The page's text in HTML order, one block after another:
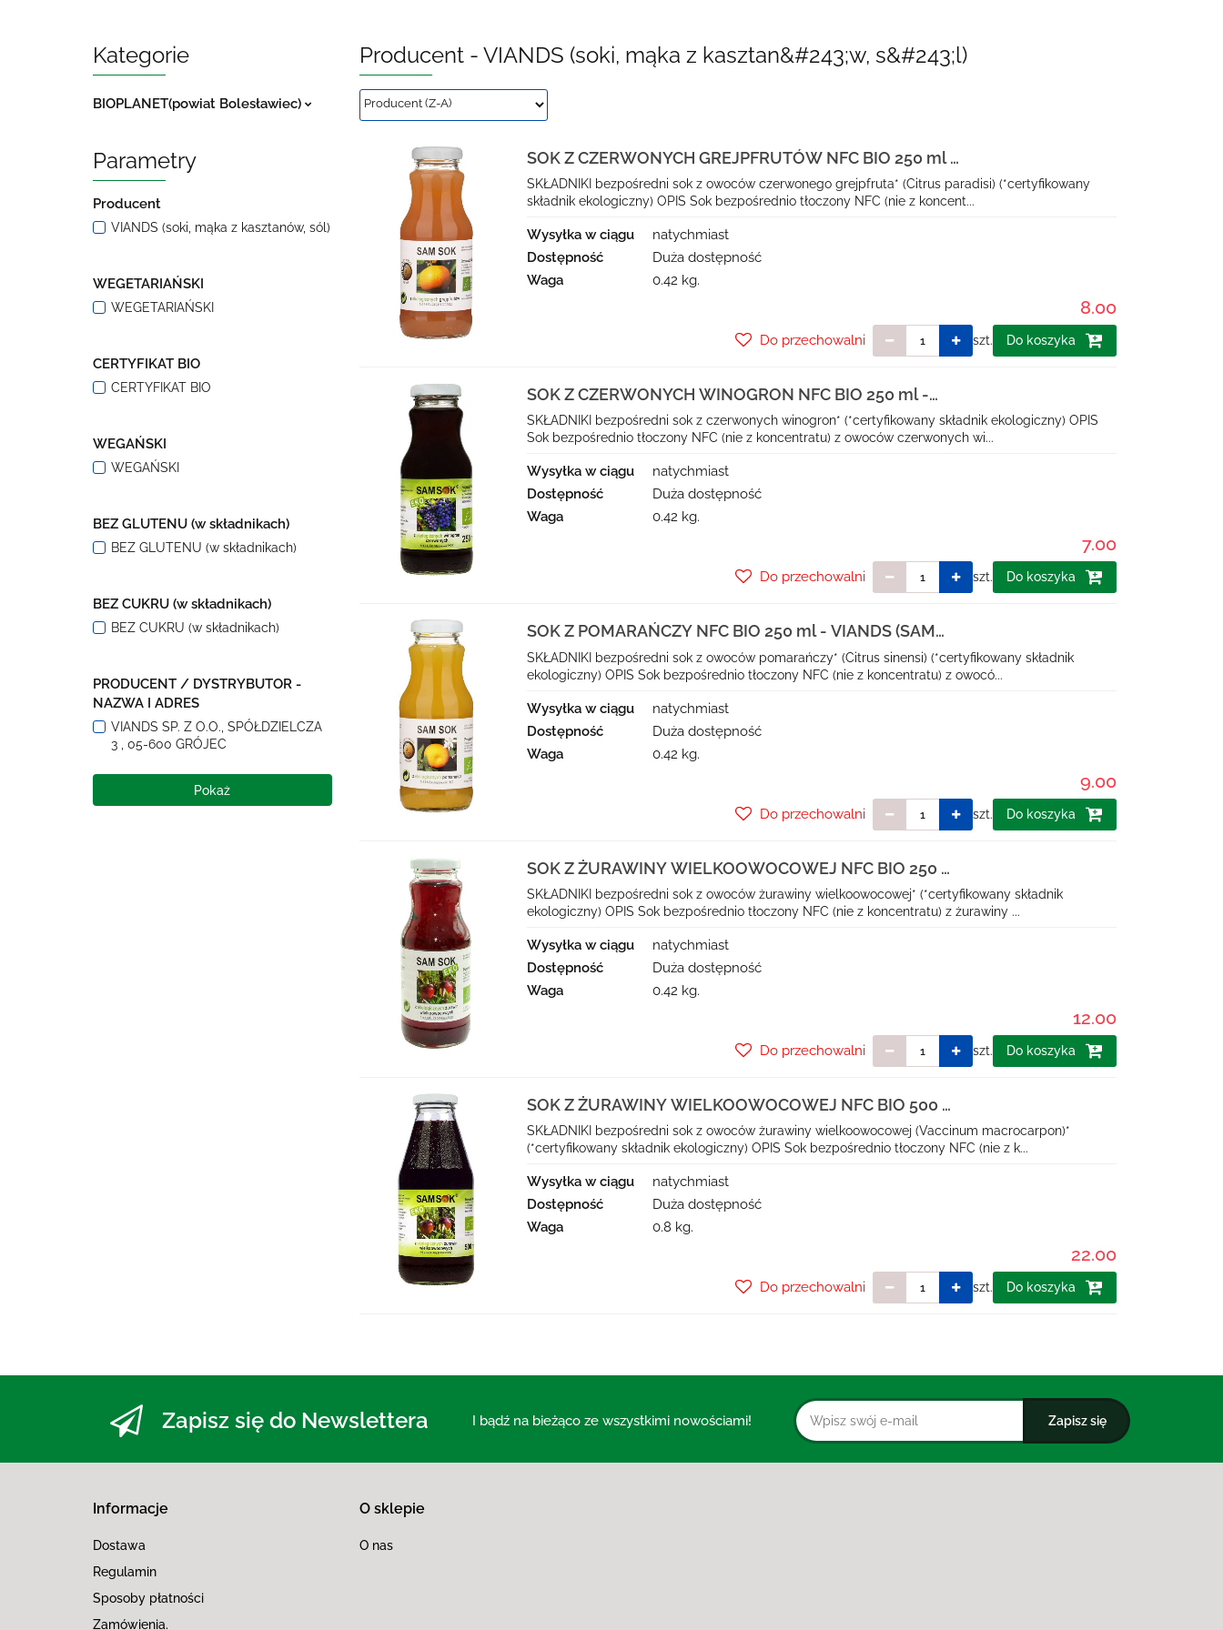
Kategorie
BIOPLANET(powiat Bolesławiec)
Parametry
Producent
VIANDS (soki, mąka z kasztanów, sól)
WEGETARIAŃSKI
WEGETARIAŃSKI
CERTYFIKAT BIO
CERTYFIKAT BIO
WEGAŃSKI
WEGAŃSKI
BEZ GLUTENU (w składnikach)
BEZ GLUTENU (w składnikach)
BEZ CUKRU (w składnikach)
BEZ CUKRU (w składnikach)
PRODUCENT / DYSTRYBUTOR -
NAZWA I ADRES
VIANDS SP. Z O.O., SPÓŁDZIELCZA
3 , 05-600 GRÓJEC
Pokaż
Producent - VIANDS (soki, mąka z kasztan&#243;w, s&#243;l)
SOK Z CZERWONYCH GREJPFRUTÓW NFC BIO 250 ml -
VIANDS (SAM SOK)
SKŁADNIKI bezpośredni sok z owoców czerwonego grejpfruta* (Citrus paradisi) (*certyfikowany
składnik ekologiczny) OPIS Sok bezpośrednio tłoczony NFC (nie z koncent...
Wysyłka w ciągu
natychmiast
Dostępność
Duża dostępność
Waga
0.42 kg.
8.00
szt. Do koszyka
Do przechowalni
SOK Z CZERWONYCH WINOGRON NFC BIO 250 ml -
VIANDS (SAM SOK)
SKŁADNIKI bezpośredni sok z czerwonych winogron* (*certyfikowany składnik ekologiczny) OPIS
Sok bezpośrednio tłoczony NFC (nie z koncentratu) z owoców czerwonych wi...
Wysyłka w ciągu
natychmiast
Dostępność
Duża dostępność
Waga
0.42 kg.
7.00
szt. Do koszyka
Do przechowalni
SOK Z POMARAŃCZY NFC BIO 250 ml - VIANDS (SAM
SOK)
SKŁADNIKI bezpośredni sok z owoców pomarańczy* (Citrus sinensi) (*certyfikowany składnik
ekologiczny) OPIS Sok bezpośrednio tłoczony NFC (nie z koncentratu) z owocó...
Wysyłka w ciągu
natychmiast
Dostępność
Duża dostępność
Waga
0.42 kg.
9.00
szt. Do koszyka
Do przechowalni
SOK Z ŻURAWINY WIELKOOWOCOWEJ NFC BIO 250 ml
- VIANDS (SAM SOK)
SKŁADNIKI bezpośredni sok z owoców żurawiny wielkoowocowej* (*certyfikowany składnik
ekologiczny) OPIS Sok bezpośrednio tłoczony NFC (nie z koncentratu) z żurawiny ...
Wysyłka w ciągu
natychmiast
Dostępność
Duża dostępność
Waga
0.42 kg.
12.00
szt. Do koszyka
Do przechowalni
SOK Z ŻURAWINY WIELKOOWOCOWEJ NFC BIO 500 ml
- VIANDS (SAM SOK)
SKŁADNIKI bezpośredni sok z owoców żurawiny wielkoowocowej (Vaccinum macrocarpon)*
(*certyfikowany składnik ekologiczny) OPIS Sok bezpośrednio tłoczony NFC (nie z k...
Wysyłka w ciągu
natychmiast
Dostępność
Duża dostępność
Waga
0.8 kg.
22.00
szt. Do koszyka
Do przechowalni
Zapisz się do Newslettera I bądź na bieżąco ze wszystkimi nowościami!
Informacje
Dostawa
Regulamin
Sposoby płatności
Zamówienia.
O sklepie
O nas